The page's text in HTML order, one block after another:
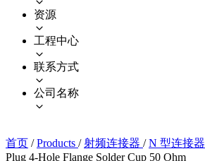
资源
工程中心
联系方式
公司名称
首页 / Products / 射频连接器 / N 型连接器
Plug 4-Hole Flange Solder Cup 50 Ohm